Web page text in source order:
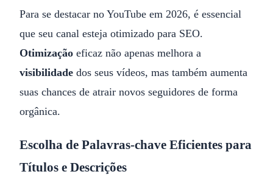
Para se destacar no YouTube em 2026, é essencial
que seu canal esteja otimizado para SEO.
Otimização eficaz não apenas melhora a
visibilidade dos seus vídeos, mas também aumenta
suas chances de atrair novos seguidores de forma
orgânica.
Escolha de Palavras-chave Eficientes para
Títulos e Descrições